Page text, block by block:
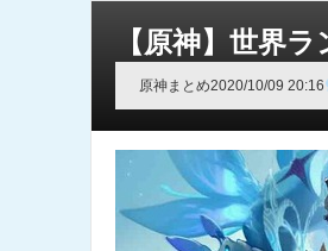
【原神】世界
原神まとめ2020/10/09 20:16